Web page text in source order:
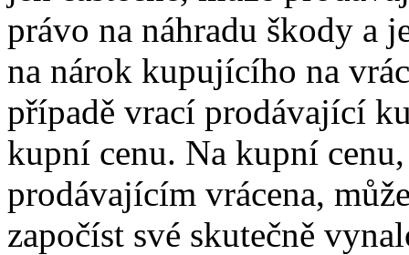
právo na náhradu škody a
na nárok kupujícího na
případě vrací prodávající
kupní cenu. Na kupní
prodávajícím vrácena,
započíst své skutečně